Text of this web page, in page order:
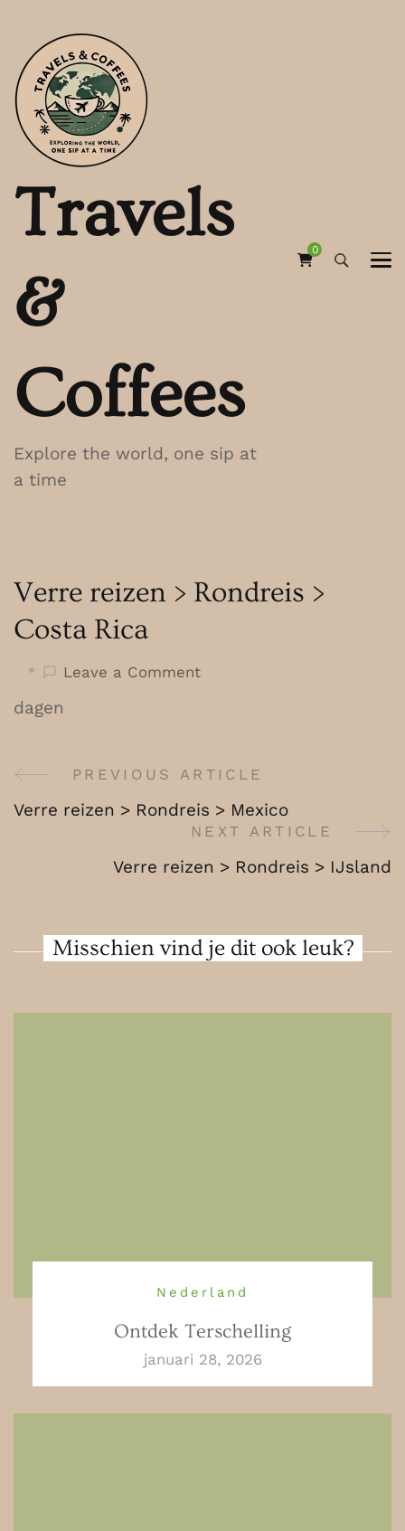
Travels
&
Coffees
Explore the world, one sip at
a time
0
Verre reizen > Rondreis >
Costa Rica
Leave a Commenton
Costa
Rica
dagen
Post
Navigation
PREVIOUS ARTICLE
Verre reizen > Rondreis > Mexico
NEXT ARTICLE
Verre reizen > Rondreis > IJsland
Misschien vind je dit ook leuk?
Nederland
Ontdek Terschelling
januari 28, 2026